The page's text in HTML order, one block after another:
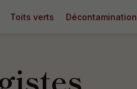
Toits verts Décontamination